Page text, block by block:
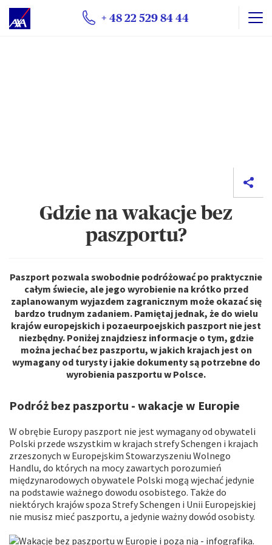
+ 48 22 529 84 44
Gdzie na wakacje bez
paszportu?
Paszport pozwala swobodnie podróżować po praktycznie
całym świecie, ale jego wyrobienie na krótko przed
zaplanowanym wyjazdem zagranicznym może okazać się
bardzo trudnym zadaniem. Pamiętaj jednak, że do wielu
krajów europejskich i pozaeurpoejskich paszport nie jest
niezbędny. Poniżej znajdziesz informacje o tym, gdzie
można jechać bez paszportu, w jakich krajach jest on
wymagany od turysty i jakie dokumenty są potrzebne do
wyrobienia paszportu w Polsce.
Podróż bez paszportu - wakacje w Europie
W obrębie Europy paszport nie jest wymagany od obywateli
Polski przede wszystkim w krajach strefy Schengen i krajach
zrzeszonych w Europejskim Stowarzyszeniu Wolnego
Handlu, do których na mocy zawartych porozumień
międzynarodowych obywatele Polski mogą wjechać jedynie
na podstawie ważnego dowodu osobistego. Także do
niektórych krajów spoza Strefy Schengen i Unii Europejskiej
nie musisz mieć paszportu, a jedynie ważny dowód osobisty.
Na stronie wykorzystywane są pliki cookie.